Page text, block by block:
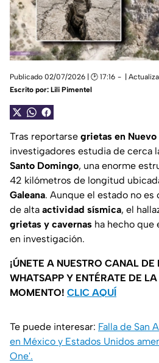
Publicado 02/07/2026 | 🕑 17:16 |
Escrito por: Lili Pimentel
Tras reportarse grietas en Nuevo
investigadores estudia de cerca
Santo Domingo, una enorme
42 kilómetros de longitud
Galeana. Aunque el estado no es
de alta actividad sísmica, el
grietas y cavernas ha hecho que
en investigación.
¡ÚNETE A NUESTRO CANAL DE
WHATSAPP Y ENTÉRATE DE
MOMENTO! CLIC AQUÍ
Te puede interesar: Falla de San
en México y Estados Unidos
One'.